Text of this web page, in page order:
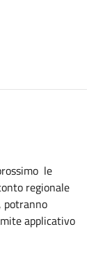
le
regionale
potranno
applicativo